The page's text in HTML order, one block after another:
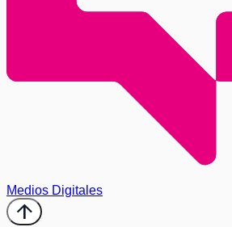
Medios Digitales
arrow_upward